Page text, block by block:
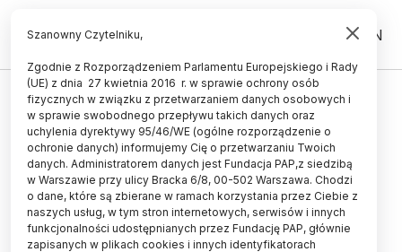
PL EN
ZDROWIE
IMGW radzi, jak chronić się przed
upałami: pić dużo i unikać
zbędnego wysiłku
22.07.2022
aktualizacja: 22.07.2022
2 minuty czytania
Szanowny Czytelniku,
Zgodnie z Rozporządzeniem Parlamentu Europejskiego i Rady
(UE) z dnia 27 kwietnia 2016 r. w sprawie ochrony osób
fizycznych w związku z przetwarzaniem danych osobowych i
w sprawie swobodnego przepływu takich danych oraz
uchylenia dyrektywy 95/46/WE (ogólne rozporządzenie o
ochronie danych) informujemy Cię o przetwarzaniu Twoich
danych. Administratorem danych jest Fundacja PAP,z siedzibą
w Warszawie przy ulicy Bracka 6/8, 00-502 Warszawa. Chodzi
o dane, które są zbierane w ramach korzystania przez Ciebie z
naszych usług, w tym stron internetowych, serwisów i innych
funkcjonalności udostępnianych przez Fundację PAP, głównie
zapisanych w plikach cookies i innych identyfikatorach